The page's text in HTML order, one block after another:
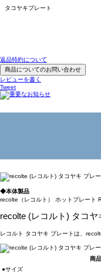
タコヤキプレート
返品特約について
商品についてのお問い合わせ
レビューを書く
Tweet
◆本体製品
recolte（レコルト） ホットプレート
recolte (レコルト) タコ
レコルト タコヤキ プレートは、
商
●サイズ